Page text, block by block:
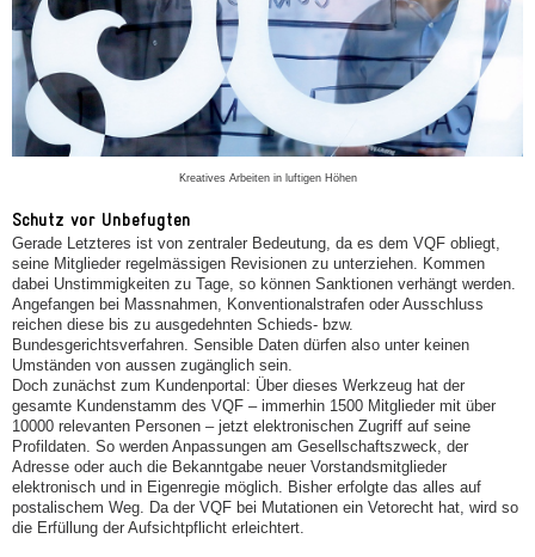
Kreatives Arbeiten in luftigen Höhen
Schutz vor Unbefugten
Gerade Letzteres ist von zentraler Bedeutung, da es dem VQF obliegt,
seine Mitglieder regelmässigen Revisionen zu unterziehen. Kommen
dabei Unstimmigkeiten zu Tage, so können Sanktionen verhängt werden.
Angefangen bei Massnahmen, Konventionalstrafen oder Ausschluss
reichen diese bis zu ausgedehnten Schieds- bzw.
Bundesgerichtsverfahren. Sensible Daten dürfen also unter keinen
Umständen von aussen zugänglich sein.
Doch zunächst zum Kundenportal: Über dieses Werkzeug hat der
gesamte Kundenstamm des VQF – immerhin 1500 Mitglieder mit über
10000 relevanten Personen – jetzt elektronischen Zugriff auf seine
Profildaten. So werden Anpassungen am Gesellschaftszweck, der
Adresse oder auch die Bekanntgabe neuer Vorstandsmitglieder
elektronisch und in Eigenregie möglich. Bisher erfolgte das alles auf
postalischem Weg. Da der VQF bei Mutationen ein Vetorecht hat, wird so
die Erfüllung der Aufsichtpflicht erleichtert.